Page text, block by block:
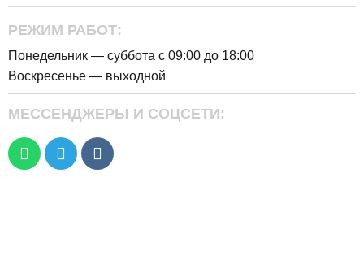
РЕЖИМ РАБОТ:
Понедельник — суббота с 09:00 до 18:00
Воскресенье — выходной
МЕССЕНДЖЕРЫ И СОЦСЕТИ: